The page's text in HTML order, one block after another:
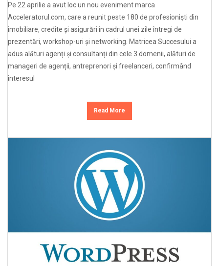
Pe 22 aprilie a avut loc un nou eveniment marca
Acceleratorul.com, care a reunit peste 180 de profesioniști din
imobiliare, credite și asigurări în cadrul unei zile întregi de
prezentări, workshop-uri și networking. Matricea Succesului a
adus alături agenți și consultanți din cele 3 domenii, alături de
manageri de agenții, antreprenori și freelanceri, confirmând
interesul
Read More